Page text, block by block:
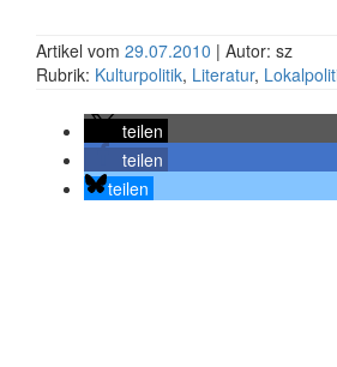
Artikel vom 29.07.2010 | Autor: sz
Rubrik: Kulturpolitik, Literatur,
teilen
teilen
teilen